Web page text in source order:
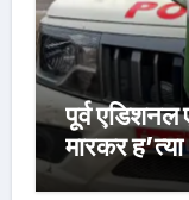
पूर्व एडिशनल
मारकर ह’त्या